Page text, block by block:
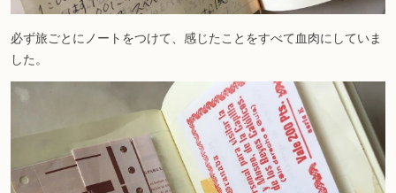
必ず旅ごとにノートをつけて、感じたことをすべて血肉にしていま
した。